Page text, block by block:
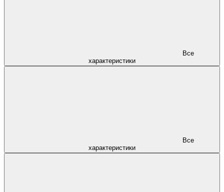
характеристики
характеристики